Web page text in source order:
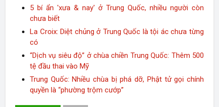
5 bí ẩn 'xưa & nay' ở Trung Quốc, nhiều người còn
chưa biết
La Croix: Diệt chủng ở Trung Quốc là tội ác chưa từng
có
“Dịch vụ siêu độ” ở chùa chiền Trung Quốc: Thêm 500
tệ đầu thai vào Mỹ
Trung Quốc: Nhiều chùa bị phá dỡ, Phật tử gọi chính
quyền là “phường trộm cướp”